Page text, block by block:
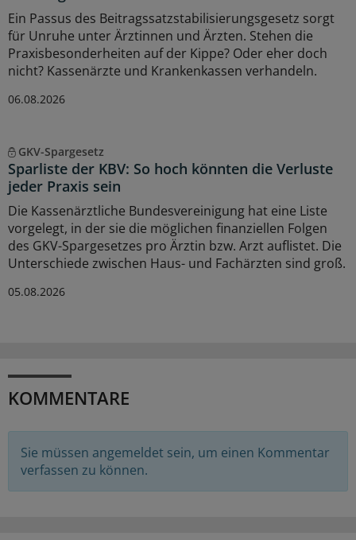
Ein Passus des Beitragssatzstabilisierungsgesetz sorgt
für Unruhe unter Ärztinnen und Ärzten. Stehen die
Praxisbesonderheiten auf der Kippe? Oder eher doch
nicht? Kassenärzte und Krankenkassen verhandeln.
06.08.2026
GKV-Spargesetz
Sparliste der KBV: So hoch könnten die Verluste
jeder Praxis sein
Die Kassenärztliche Bundesvereinigung hat eine Liste
vorgelegt, in der sie die möglichen finanziellen Folgen
des GKV-Spargesetzes pro Ärztin bzw. Arzt auflistet. Die
Unterschiede zwischen Haus- und Fachärzten sind groß.
05.08.2026
KOMMENTARE
Sie müssen angemeldet sein, um einen Kommentar
verfassen zu können.